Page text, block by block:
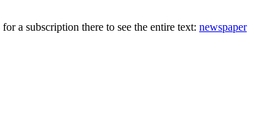
a subscription there to see the entire text: newspaper